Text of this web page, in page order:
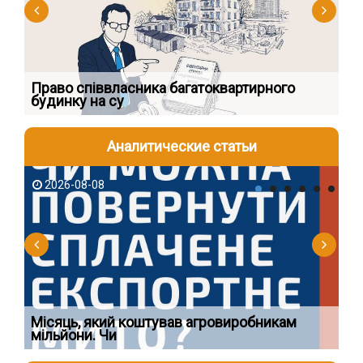
Право співвласника багатоквартирного
будинку на су
Аналитические статьи
2026-08-08
Місяць, який коштував агровиробникам
мільйони. Чи